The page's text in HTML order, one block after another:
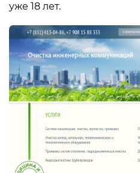
уже 18 лет.